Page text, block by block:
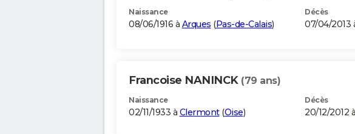
Naissance
08/06/1916 à Arques (Pas-de-Calais)
Décès
07/04/2013
Francoise NANINCK (79 ans)
Naissance
02/11/1933 à Clermont(Oise)
Décès
20/12/2012 à